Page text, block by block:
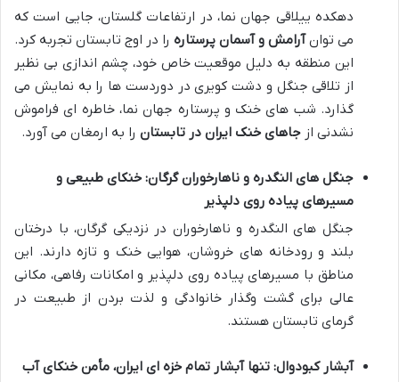
دهکده ییلاقی جهان نما، در ارتفاعات گلستان، جایی است که
می توانآرامش و آسمان پرستاره را در اوج تابستان تجربه کرد.
این منطقه به دلیل موقعیت خاص خود، چشم اندازی بی نظیر
از تلاقی جنگل و دشت کویری در دوردست ها را به نمایش می
گذارد. شب های خنک و پرستاره جهان نما، خاطره ای فراموش
نشدنی از جاهای خنک ایران در تابستان را به ارمغان می آورد.
جنگل های النگدره و ناهارخوران گرگان: خنکای طبیعی و
مسیرهای پیاده روی دلپذیر
جنگل های النگدره و ناهارخوران در نزدیکی گرگان، با درختان
بلند و رودخانه های خروشان، هوایی خنک و تازه دارند. این
مناطق با مسیرهای پیاده روی دلپذیر و امکانات رفاهی، مکانی
عالی برای گشت وگذار خانوادگی و لذت بردن از طبیعت در
گرمای تابستان هستند.
آبشار کبودوال: تنها آبشار تمام خزه ای ایران، مأمن خنکای آب